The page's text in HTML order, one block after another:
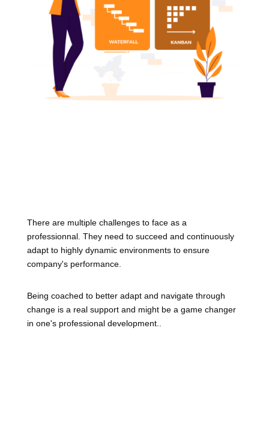
There are multiple challenges to face as a
professionnal. They need to succeed and continuously
adapt to highly dynamic environments to ensure
company's performance.
Being coached to better adapt and navigate through
change is a real support and might be a game changer
in one's professional development..